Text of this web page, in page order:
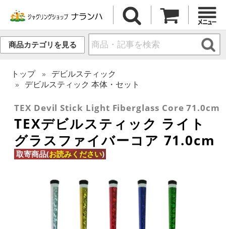
商品カテゴリを見る
トップ
デビルスティック
デビルスティック 本体・セット
TEX Devil Stick Light Fiberglass Core 71.0cm
TEXデビルスティック ライト
グラスファイバーコア 71.0cm
取寄商品(お読みください)